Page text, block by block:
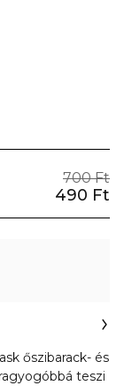
700 Ft
490 Ft
őszibarack- és
teszi